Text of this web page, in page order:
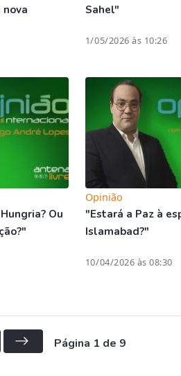
Sahel"
1/05/2026 às 10:26
Ou
Opinião
"Estará a Paz à
Islamabad?"
10/04/2026 às 08:30
Página 1 de 9